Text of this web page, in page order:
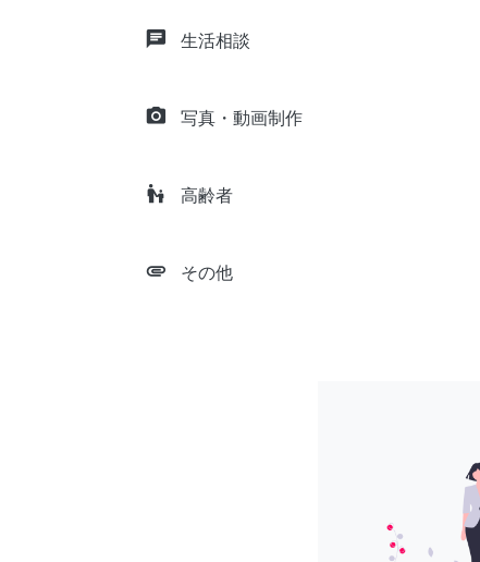
chat 生活相談
camera_alt 写真・動画制作
escalator_warning 高齢者
attachment その他